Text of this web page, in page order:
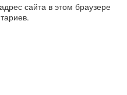
сайта в этом браузере